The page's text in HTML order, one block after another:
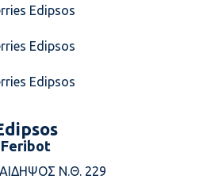
Feribot
Ν.Θ. 229